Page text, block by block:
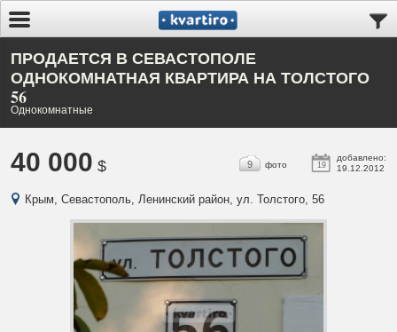
ПРОДАЕТСЯ В СЕВАСТОПОЛЕ
ОДНОКОМНАТНАЯ КВАРТИРА НА ТОЛСТОГО
56
Однокомнатные
40 000 $ 19
добавлено:
19.12.2012
9 фото
Крым, Севастополь, Ленинский район, ул. Толстого, 56